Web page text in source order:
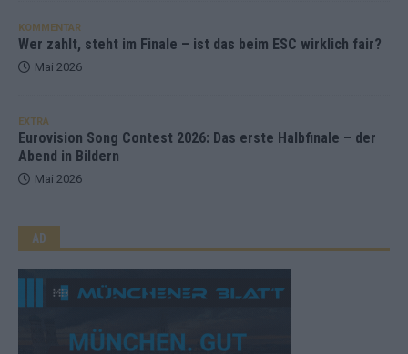
KOMMENTAR
Wer zahlt, steht im Finale – ist das beim ESC wirklich fair?
Mai 2026
EXTRA
Eurovision Song Contest 2026: Das erste Halbfinale – der
Abend in Bildern
Mai 2026
AD